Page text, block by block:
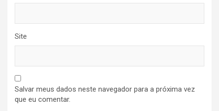
Site
Salvar meus dados neste navegador para a próxima vez
que eu comentar.